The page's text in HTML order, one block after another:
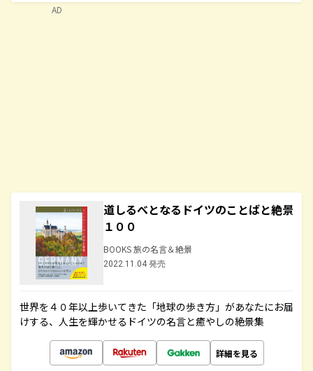
道しるべとなるドイツのことばと絶景
１００
BOOKS 旅の名言＆絶景
2022.11.04 発売
世界を４０年以上歩いてきた「地球の歩き方」があなたにお届
けする、人生を輝かせるドイツの名言と癒やしの絶景集
詳細を見る
AD